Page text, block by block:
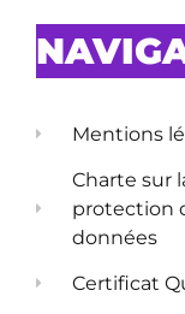
Mentions
Charte sur
protection
données
Certificat